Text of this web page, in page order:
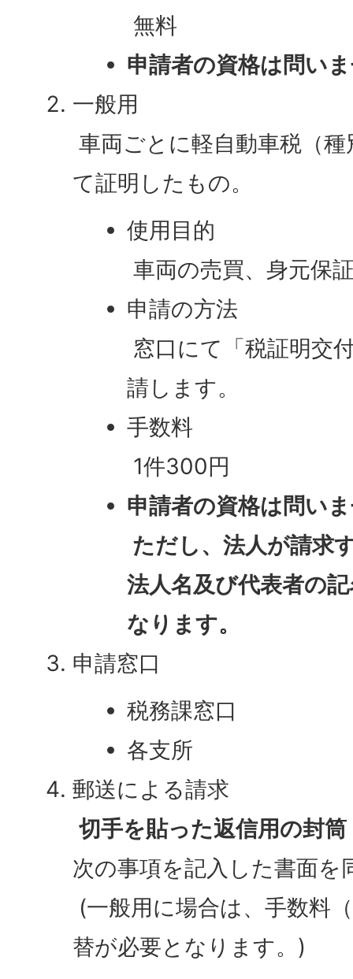
無料
申請者の資格は問い
一般用
車両ごとに軽自動車税（
て証明したもの。
使用目的
車両の売買、身元保
申請の方法
窓口にて「税証明交
請します。
手数料
1件300円
申請者の資格は問い
ただし、法人が請求
法人名及び代表者の
なります。
申請窓口
税務課窓口
各支所
郵送による請求
切手を貼った返信用の封筒
次の事項を記入した書面を
(一般用に場合は、手数料
替が必要となります。)